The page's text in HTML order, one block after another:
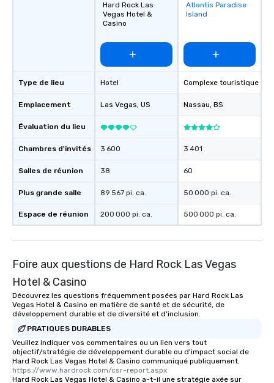
Type de lieu
Emplacement
Évaluation du lieu
Chambres d'invités
Salles de réunion
Plus grande salle
Espace de réunion
Hard Rock Las
Vegas Hotel &
Casino
Hotel
Las Vegas, US
3 600
38
89 567 pi. ca.
200 000 pi. ca.
Removed from
favorites
Atlantis Paradise
Island
Complexe touristique
Nassau, BS
3 401
60
50 000 pi. ca.
500 000 pi. ca.
Foire aux questions de Hard Rock Las Vegas
Hotel & Casino
Découvrez les questions fréquemment posées par Hard Rock Las
Vegas Hotel & Casino en matière de santé et de sécurité, de
développement durable et de diversité et d'inclusion.
PRATIQUES DURABLES
Veuillez indiquer vos commentaires ou un lien vers tout
objectif/stratégie de développement durable ou d'impact social de
Hard Rock Las Vegas Hotel & Casino communiqué publiquement.
https://www.hardrock.com/csr-report.aspx
Hard Rock Las Vegas Hotel & Casino a-t-il une stratégie axée sur